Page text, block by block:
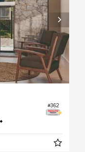
#362